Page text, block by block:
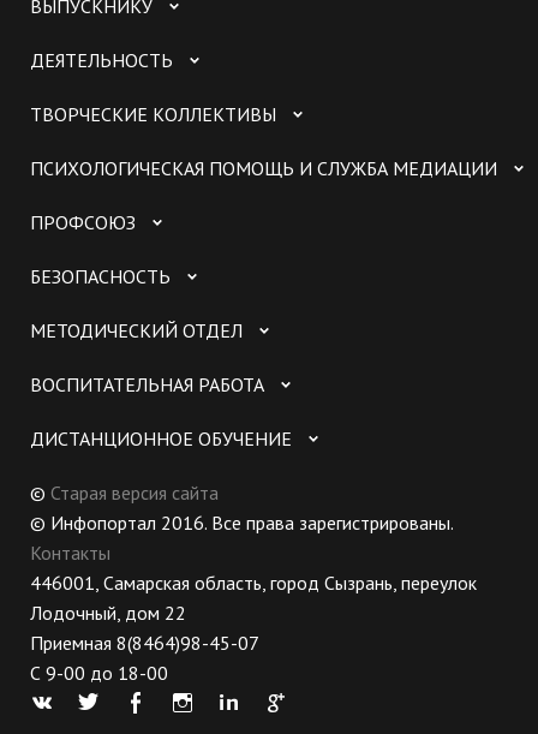
ВЫПУСКНИКУ
ДЕЯТЕЛЬНОСТЬ
ТВОРЧЕСКИЕ КОЛЛЕКТИВЫ
ПСИХОЛОГИЧЕСКАЯ ПОМОЩЬ И СЛУЖБА МЕДИАЦИИ
ПРОФСОЮЗ
БЕЗОПАСНОСТЬ
МЕТОДИЧЕСКИЙ ОТДЕЛ
ВОСПИТАТЕЛЬНАЯ РАБОТА
ДИСТАНЦИОННОЕ ОБУЧЕНИЕ
© Старая версия сайта
© Инфопортал 2016. Все права зарегистрированы.
Контакты
446001, Самарская область, город Сызрань, переулок
Лодочный, дом 22
Приемная 8(8464)98-45-07
С 9-00 до 18-00